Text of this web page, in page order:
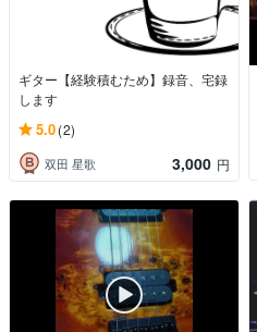
ギター【経験積むため】録音、宅録
します
5.0(2)
双田 星歌 3,000 円